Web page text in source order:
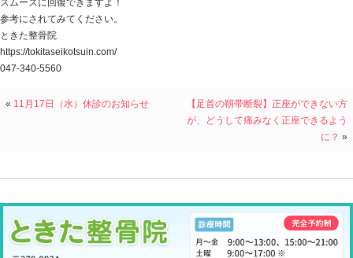
グロインペイン症候群を治すためにそうしてきた選手た
ということは、
グロインペイン症候群のためにしてきたことが
回復に繋がっていないということも考えられます。
そして、そういったスポーツ障害の代表的なヒトツです
グロインペイン症候群に対して、何回か書いたと思いま
グロインペイン症候群になっちゃってもおかしくない体
ということで、運動量とか 体幹とか 股関節云々